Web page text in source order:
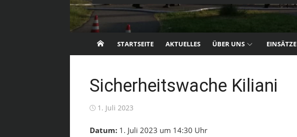
STARTSEITE AKTUELLES ÜBER UNS EINSÄTZE
Sicherheitswache Kiliani
Posted
1. Juli 2023
Datum: 1. Juli 2023 um 14:30 Uhr